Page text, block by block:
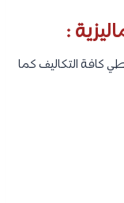
:
كافة التكاليف كما